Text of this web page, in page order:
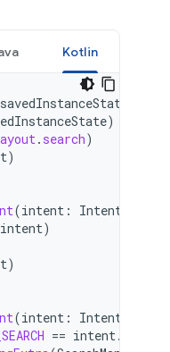
Kotlin
savedInstanceState
)
. search)
)
(intent : Intent
intent)
)
(intent : Intent
== intent.